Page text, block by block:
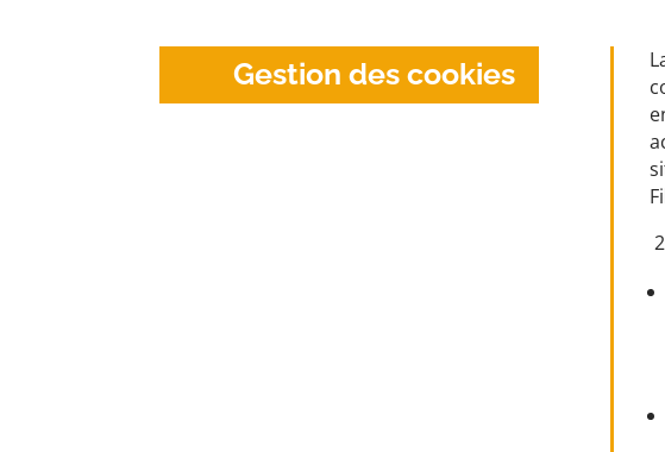
Gestion des cookies